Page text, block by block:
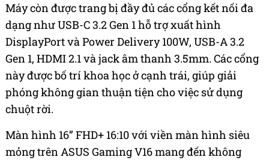
Máy còn được trang bị đầy đủ các cổng kết nối đa
dạng như USB-C 3.2 Gen 1 hỗ trợ xuất hình
DisplayPort và Power Delivery 100W, USB-A 3.2
Gen 1, HDMI 2.1 và jack âm thanh 3.5mm. Các cổng
này được bố trí khoa học ở cạnh trái, giúp giải
phóng không gian thuận tiện cho việc sử dụng
chuột rời.
Màn hình 16” FHD+ 16:10 với viền màn hình siêu
mỏng trên ASUS Gaming V16 mang đến không